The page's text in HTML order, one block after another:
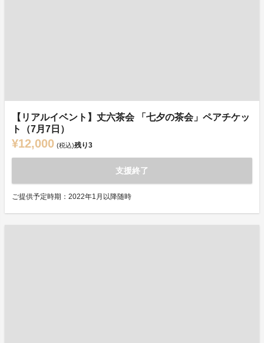
【リアルイベント】丈六茶会 「七夕の茶会」ペアチケッ
ト（7月7日）
¥12,000 (税込)残り3
支援終了
ご提供予定時期：2022年1月以降随時